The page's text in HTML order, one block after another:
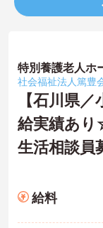
特別養護老人ホ
社会福祉法人篤豊
【石川県
給実績あ
生活相談員
給料